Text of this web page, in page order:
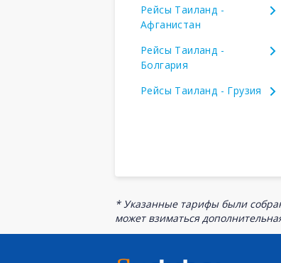
Рейсы Таиланд -
Афганистан
Рейсы Таиланд -
Болгария
Рейсы Таиланд - Грузия
* Указанные тарифы были
может взиматься